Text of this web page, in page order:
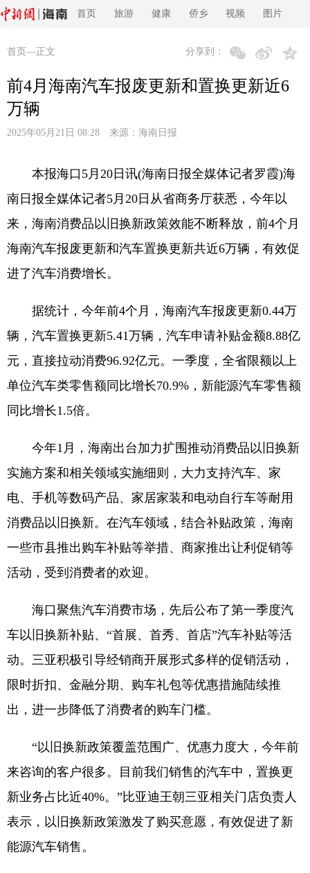
首页 旅游 健康 侨乡 视频 图片
首页 —正文 分享到：
前4月海南汽车报废更新和置换更新近6
万辆
2025年05月21日 08:28 来源： 海南日报
本报海口5月20日讯(海南日报全媒体记者罗霞)海
南日报全媒体记者5月20日从省商务厅获悉，今年以
来，海南消费品以旧换新政策效能不断释放，前4个月
海南汽车报废更新和汽车置换更新共近6万辆，有效促
进了汽车消费增长。
据统计，今年前4个月，海南汽车报废更新0.44万
辆，汽车置换更新5.41万辆，汽车申请补贴金额8.88亿
元，直接拉动消费96.92亿元。一季度，全省限额以上
单位汽车类零售额同比增长70.9%，新能源汽车零售额
同比增长1.5倍。
今年1月，海南出台加力扩围推动消费品以旧换新
实施方案和相关领域实施细则，大力支持汽车、家
电、手机等数码产品、家居家装和电动自行车等耐用
消费品以旧换新。在汽车领域，结合补贴政策，海南
一些市县推出购车补贴等举措、商家推出让利促销等
活动，受到消费者的欢迎。
海口聚焦汽车消费市场，先后公布了第一季度汽
车以旧换新补贴、“首展、首秀、首店”汽车补贴等活
动。三亚积极引导经销商开展形式多样的促销活动，
限时折扣、金融分期、购车礼包等优惠措施陆续推
出，进一步降低了消费者的购车门槛。
“以旧换新政策覆盖范围广、优惠力度大，今年前
来咨询的客户很多。目前我们销售的汽车中，置换更
新业务占比近40%。”比亚迪王朝三亚相关门店负责人
表示，以旧换新政策激发了购买意愿，有效促进了新
能源汽车销售。